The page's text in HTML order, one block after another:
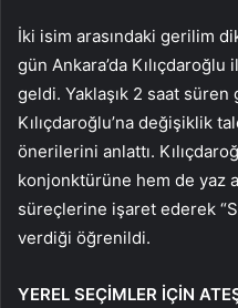
İki isim arasındaki gerilim
gün Ankara’da Kılıçdaroğlu
geldi. Yaklaşık 2 saat
Kılıçdaroğlu’na değişiklik
önerilerini anlattı.
konjonktürüne hem de yaz
süreçlerine işaret ederek
verdiği öğrenildi.
YEREL SEÇİMLER İÇİN